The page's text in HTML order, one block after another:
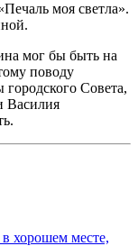
моя светла».
мог бы быть на
поводу
Совета,
Василия
хорошем месте,